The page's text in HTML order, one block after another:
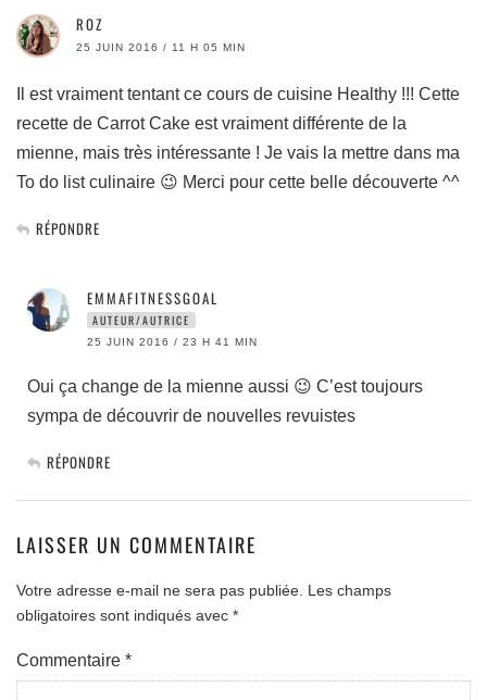
ROZ
25 JUIN 2016 / 11 H 05 MIN
Il est vraiment tentant ce cours de cuisine Healthy !!! Cette
recette de Carrot Cake est vraiment différente de la
mienne, mais très intéressante ! Je vais la mettre dans ma
To do list culinaire 😉 Merci pour cette belle découverte ^^
RÉPONDRE
EMMAFITNESSGOAL
AUTEUR/AUTRICE
25 JUIN 2016 / 23 H 41 MIN
Oui ça change de la mienne aussi 😉 C’est toujours
sympa de découvrir de nouvelles revuistes
RÉPONDRE
LAISSER UN COMMENTAIRE
Votre adresse e-mail ne sera pas publiée. Les champs
obligatoires sont indiqués avec *
Commentaire *